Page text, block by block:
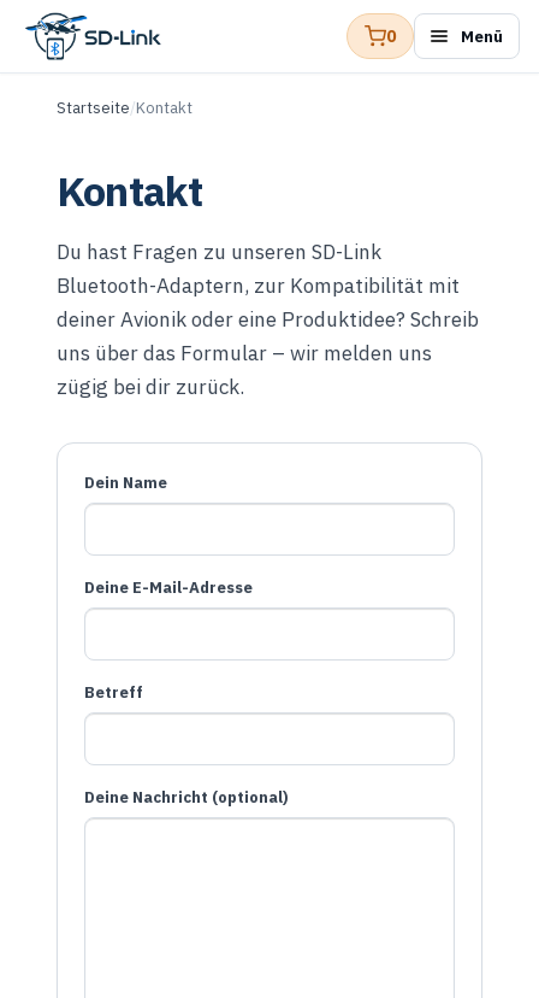
Zur
Navigation
springen
Zum
Inhalt
springen
Menü
0
Startseite/Kontakt
Kontakt
Du hast Fragen zu unseren SD-Link
Bluetooth-Adaptern, zur Kompatibilität mit
deiner Avionik oder eine Produktidee? Schreib
uns über das Formular – wir melden uns
zügig bei dir zurück.
Dein Name
Deine E-Mail-Adresse
Betreff
Deine Nachricht (optional)